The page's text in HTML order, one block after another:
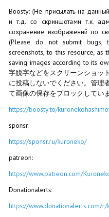
Boosty: (Не присылать на
и т.д. со скриншотами т.к.
сохранение изображений по
(Please do not submit bugs,
screenshots, to this resource, as
saving images according to its
字脱字などをスクリーンショッ
に投稿しないでください。管理
て画像の保存をブロックしてい
https://boosty.to/
sponsr:
https://sponsr.ru/kuroneko/
patreon:
https://www.patreon.com/
Donationalerts:
https://www.donationalerts.com/r/